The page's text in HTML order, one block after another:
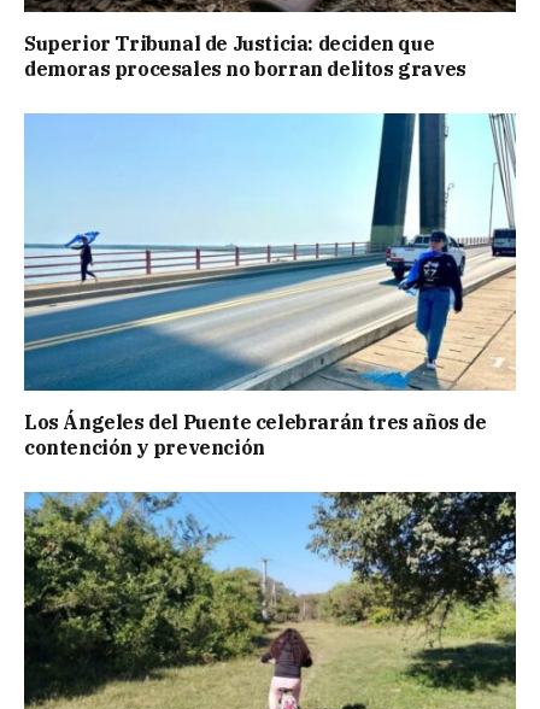
Superior Tribunal de Justicia: deciden que
demoras procesales no borran delitos graves
Los Ángeles del Puente celebrarán tres años de
contención y prevención